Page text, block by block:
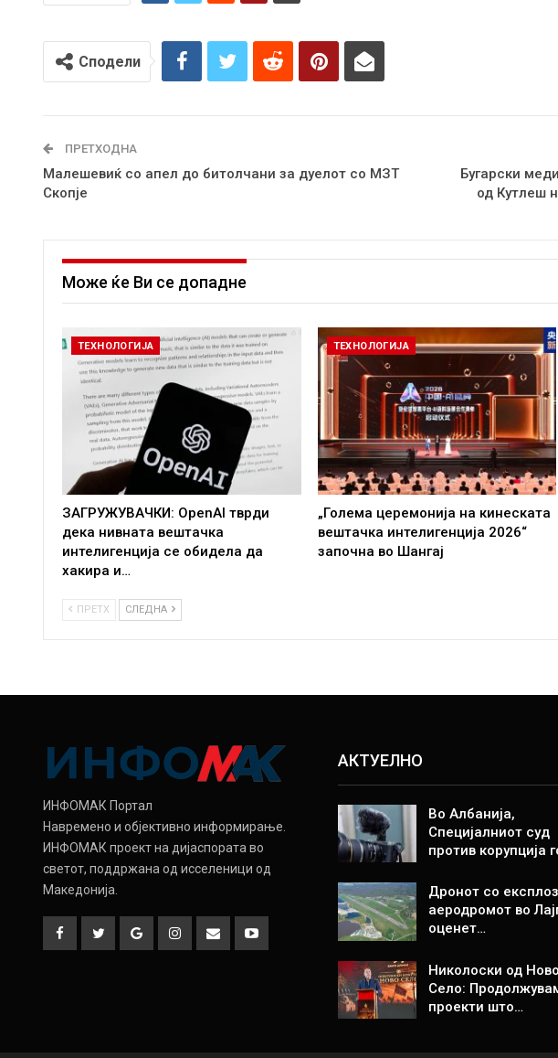
Сподели
ПРЕТХОДНА
Малешевиќ со апел до битолчани за дуелот со МЗТ
Скопје
Бугарски
од Кутлеш
Може ќе Ви се допадне
ТЕХНОЛОГИЈА
ЗАГРУЖУВАЧКИ: OpenAI тврди
дека нивната вештачка
интелигенција се обидела да
хакира и…
ТЕХНОЛОГИЈА
„Голема церемонија на кинеската
вештачка интелигенција 2026“
започна во Шангај
ПРЕТХ СЛЕДНА
ИНФОМАК Портал
Навремено и објективно информирање.
ИНФОМАК проект на дијаспората во
светот, поддржана од исселеници од
Македонија.
АКТУЕЛНО
Во Албанија,
Специјалниот суд
против корупција
Дронот со
аеродромот во
оценет…
Николоски од Ново
Село:
проекти што…